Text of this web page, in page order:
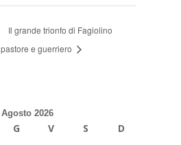
Il grande trionfo di Fagiolino
pastore e guerriero
Agosto 2026
G V S
D